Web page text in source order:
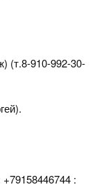
(т.8-910-992-30-
: